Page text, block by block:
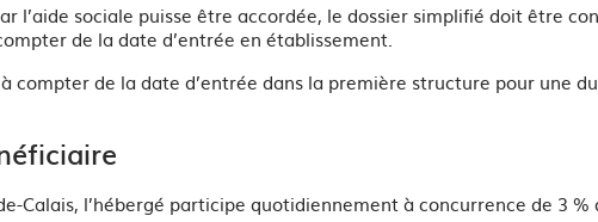
l’aide sociale puisse être accordée, le dossier simplifié doit être
de la date d’entrée en établissement.
compter de la date d’entrée dans la première structure pour une
Calais, l’hébergé participe quotidiennement à concurrence de 3 %